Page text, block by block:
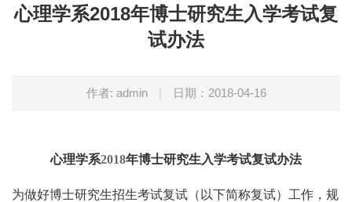
心理学系2018年博士研究生入学考试复
试办法
作者: admin | 日期：2018-04-16
心理学系2018年博士研究生入学考试复试办法
为做好博士研究生招生考试复试（以下简称复试）工作，规